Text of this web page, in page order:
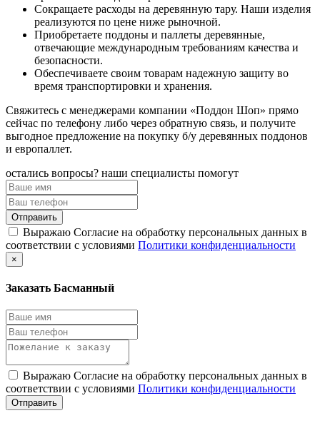
Сокращаете расходы на деревянную тару. Наши изделия
реализуются по цене ниже рыночной.
Приобретаете поддоны и паллеты деревянные,
отвечающие международным требованиям качества и
безопасности.
Обеспечиваете своим товарам надежную защиту во
время транспортировки и хранения.
Свяжитесь с менеджерами компании «Поддон Шоп» прямо
сейчас по телефону либо через обратную связь, и получите
выгодное предложение на покупку б/у деревянных поддонов
и европаллет.
остались вопросы? наши специалисты помогут
Выражаю Согласие на обработку персональных данных в
соответствии с условиями Политики конфиденциальности
×
Заказать Басманный
Выражаю Согласие на обработку персональных данных в
соответствии с условиями Политики конфиденциальности